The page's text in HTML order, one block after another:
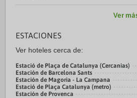
Ver
ESTACIONES
Ver hoteles cerca de:
Estació de Plaça de Catalunya (Cercanias)
Estación de Barcelona Sants
Estación de Magoria - La Campana
Estació de Plaça Catalunya (metro)
Estación de Provenca